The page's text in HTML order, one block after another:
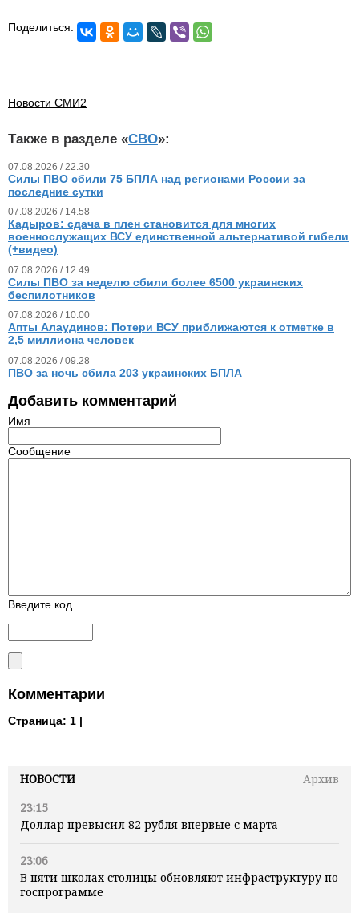
НОВОСТИ
Архив
23:15
Доллар превысил 82 рубля впервые с марта
23:06
В пяти школах столицы обновляют инфраструктуру по
госпрограмме
Поделиться:
Новости СМИ2
Также в разделе «СВО»:
07.08.2026 / 22.30
Силы ПВО сбили 75 БПЛА над регионами России за
последние сутки
07.08.2026 / 14.58
Кадыров: сдача в плен становится для многих
военнослужащих ВСУ единственной альтернативой гибели
(+видео)
07.08.2026 / 12.49
Силы ПВО за неделю сбили более 6500 украинских
беспилотников
07.08.2026 / 10.00
Апты Алаудинов: Потери ВСУ приближаются к отметке в
2,5 миллиона человек
07.08.2026 / 09.28
ПВО за ночь сбила 203 украинских БПЛА
Добавить комментарий
Имя
Сообщение
Введите код
Комментарии
Страница: 1 |